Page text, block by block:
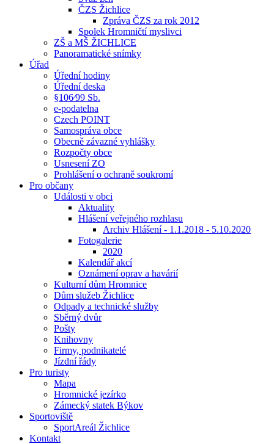
ČZS Žichlice
Zpráva ČZS za rok 2012
Spolek Hromničtí myslivci
ZŠ a MŠ ŽICHLICE
Panoramatické snímky
Úřad
Úřední hodiny
Úřední deska
§106⁄99 Sb.
e-podatelna
Czech POINT
Samospráva obce
Obecně závazné vyhlášky
Rozpočty obce
Usnesení ZO
Prohlášení o ochraně soukromí
Pro občany
Události v obci
Aktuality
Hlášení veřejného rozhlasu
Archiv Hlášení - 1.1.2018 - 5.10.2020
Fotogalerie
2020
Kalendář akcí
Oznámení oprav a havárií
Kulturní dům Hromnice
Dům služeb Žichlice
Odpady a technické služby
Sběrný dvůr
Pošty
Knihovny
Firmy, podnikatelé
Jízdní řády
Pro turisty
Mapa
Hromnické jezírko
Zámecký statek Býkov
Sportoviště
SportAreál Žichlice
Kontakt